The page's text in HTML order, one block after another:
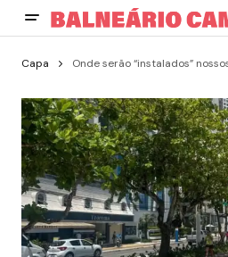
Capa Onde serão “instalados”